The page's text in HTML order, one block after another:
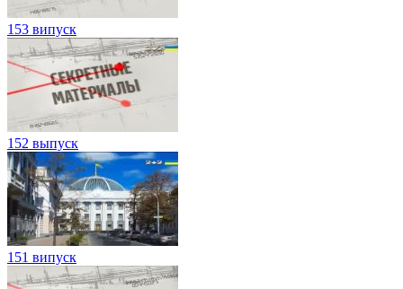
153 випуск
152 выпуск
151 випуск